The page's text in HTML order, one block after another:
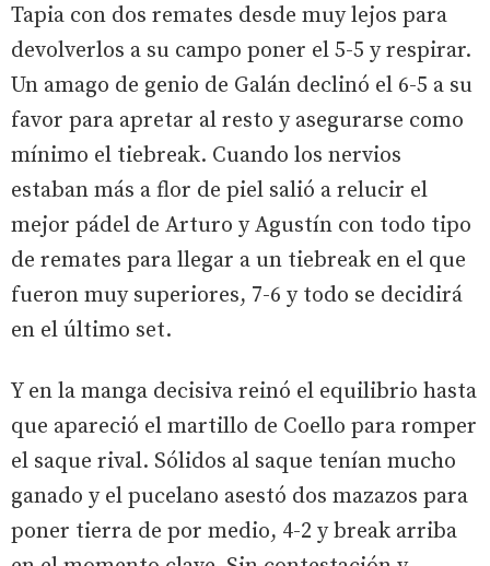
Tapia con dos remates desde muy lejos para
devolverlos a su campo poner el 5-5 y respirar.
Un amago de genio de Galán declinó el 6-5 a su
favor para apretar al resto y asegurarse como
mínimo el tiebreak. Cuando los nervios
estaban más a flor de piel salió a relucir el
mejor pádel de Arturo y Agustín con todo tipo
de remates para llegar a un tiebreak en el que
fueron muy superiores, 7-6 y todo se decidirá
en el último set.
Y en la manga decisiva reinó el equilibrio hasta
que apareció el martillo de Coello para romper
el saque rival. Sólidos al saque tenían mucho
ganado y el pucelano asestó dos mazazos para
poner tierra de por medio, 4-2 y break arriba